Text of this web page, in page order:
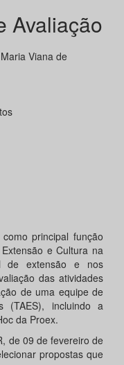
Avaliação
Viana de
principal função
e Cultura na
de extensão e nos
das atividades
de uma equipe de
(TAES), incluindo a
da Proex.
de 09 de fevereiro de
propostas que